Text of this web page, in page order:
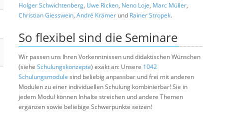
Holger Schwichtenberg, Uwe Ricken, Neno Loje, Marc Müller,
Christian Giesswein, André Krämer und Rainer Stropek.
So flexibel sind die Seminare
Wir passen uns Ihren Vorkenntnissen und didaktischen Wünschen
(siehe Schulungskonzepte) exakt an: Unsere 1042
Schulungsmodule sind beliebig anpassbar und frei mit anderen
Modulen zu einer individuellen Schulung kombinierbar! Sie in
jedem Modul können Inhalte streichen und andere Themen
ergänzen sowie beliebige Schwerpunkte setzen!